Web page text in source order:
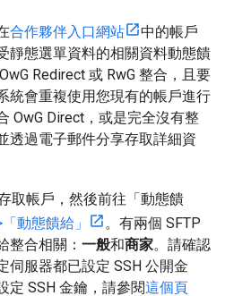
合作夥伴入口網站
中的帳戶
靜態選單資料的相關資料動態饋
Redirect 或 RwG 整合，且要
統會重複使用您現有的帳戶進行
OwG Direct，或是完全沒有整
透過電子郵件分享存取詳細資
取帳戶，然後前往「動態饋
「動態饋給」
。有兩個 SFTP
整合相關： 一般和商家。請確認
伺服器都已設定 SSH 公開金
定 SSH 金鑰，請參閱這個頁